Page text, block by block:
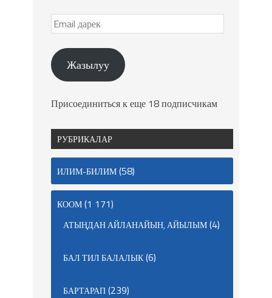
Жазылуу
Присоединиться к еще 18 подписчикам
РУБРИКАЛАР
ИЛИМ-БИЛИМ(58)
КООМ(1 171)
АТЫҢДАН АЙЛАНАЙЫН, АЙЫЛЫМ(4)
БАЛ ТИЛ БАЛАЛЫК(6)
БАРТАРАП(239)